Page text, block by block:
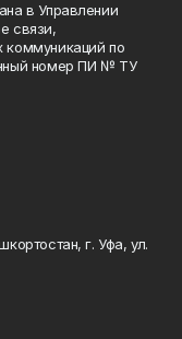
в Управлении
связи,
коммуникаций по
номер ПИ № ТУ
г. Уфа, ул.